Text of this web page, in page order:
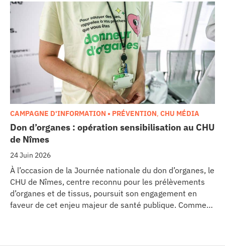
Ce projet représente un investissement de 9,5 millions
d’euros pour l’acquisition et l’installation de
l’équipement au cœur même du pôle régional de
cancérologie.
Don d’organes : opération sensibilisation au CHU
de Nîmes
24 Juin 2026
CAMPAGNE D'INFORMATION • PRÉVENTION, CHU MÉDIA
À l’occasion de la Journée nationale du don d’organes, le
CHU de Nîmes, centre reconnu pour les prélèvements
d’organes et de tissus, poursuit son engagement en
faveur de cet enjeu majeur de santé publique. Comme